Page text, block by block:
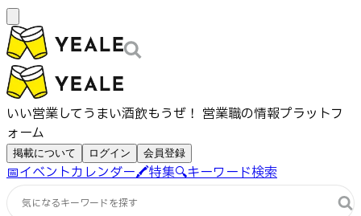
いい営業してうまい酒飲もうぜ！ 営業職の情報プラットフ
ォーム
掲載について ログイン 会員登録
📅イベントカレンダー🖍️特集🔍キーワード検索
気になるキーワードを探す